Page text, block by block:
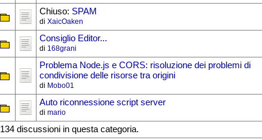
Chiuso: SPAM
di XaicOaken
Consiglio Editor...
di 168grani
Problema Node.js e CORS: risoluzione dei problemi di
condivisione delle risorse tra origini
di Mobo01
Auto riconnessione script server
di mario
134 discussioni in questa categoria.